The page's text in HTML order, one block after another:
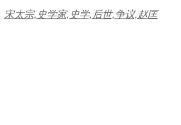
宋太宗,史学家,史学,后世,争议,赵匡